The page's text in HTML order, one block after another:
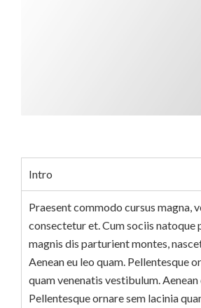
Intro
Praesent commodo cursus magna,
consectetur et. Cum sociis natoque
magnis dis parturient montes,
Aenean eu leo quam. Pellentesque
quam venenatis vestibulum. Aenean
Pellentesque ornare sem lacinia